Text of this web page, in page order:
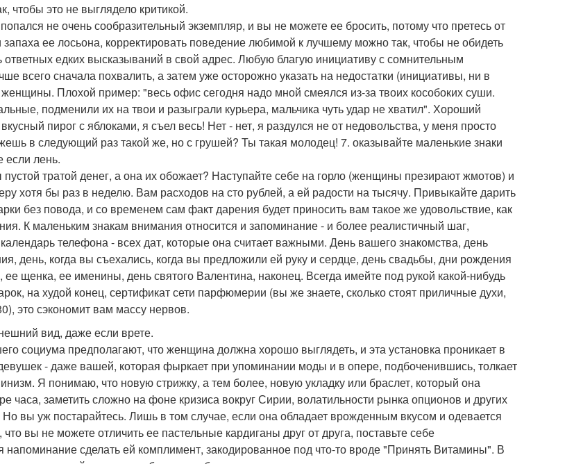
чтобы это не выглядело критикой.
не очень сообразительный экземпляр, и вы не можете ее бросить, потому что претесь от
ее лосьона, корректировать поведение любимой к лучшему можно так, чтобы не обидеть
ответных едких высказываний в свой адрес. Любую благую инициативу с сомнительным
всего сначала похвалить, а затем уже осторожно указать на недостатки (инициативы, ни в
Плохой пример: "весь офис сегодня надо мной смеялся из-за твоих кособоких суши.
подменили их на твои и разыграли курьера, мальчика чуть удар не хватил". Хороший
пирог с яблоками, я съел весь! Нет - нет, я раздулся не от недовольства, у меня просто
в следующий раз такой же, но с грушей? Ты такая молодец! 7. оказывайте маленькие знаки
если лень.
пустой тратой денег, а она их обожает? Наступайте себе на горло (женщины презирают жмотов) и
хотя бы раз в неделю. Вам расходов на сто рублей, а ей радости на тысячу. Привыкайте дарить
без повода, и со временем сам факт дарения будет приносить вам такое же удовольствие, как
К маленьким знакам внимания относится и запоминание - и более реалистичный шаг,
телефона - всех дат, которые она считает важными. День вашего знакомства, день
день, когда вы съехались, когда вы предложили ей руку и сердце, день свадьбы, дни рождения
щенка, ее именины, день святого Валентина, наконец. Всегда имейте под рукой какой-нибудь
на худой конец, сертификат сети парфюмерии (вы же знаете, сколько стоят приличные духи,
это сэкономит вам массу нервов.
вид, даже если врете.
социума предполагают, что женщина должна хорошо выглядеть, и эта установка проникает в
- даже вашей, которая фыркает при упоминании моды и в опере, подбоченившись, толкает
Я понимаю, что новую стрижку, а тем более, новую укладку или браслет, который она
часа, заметить сложно на фоне кризиса вокруг Сирии, волатильности рынка опционов и других
вы уж постарайтесь. Лишь в том случае, если она обладает врожденным вкусом и одевается
что вы не можете отличить ее пастельные кардиганы друг от друга, поставьте себе
сделать ей комплимент, закодированное под что-то вроде "Принять Витамины". В